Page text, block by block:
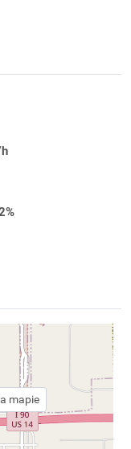
mapie